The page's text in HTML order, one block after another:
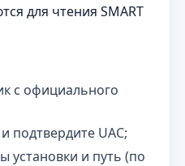
для чтения SMART
с официального
подтвердите UAC;
установки и путь (по